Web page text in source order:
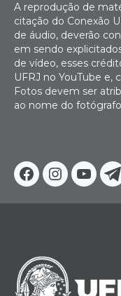
Facebook
A reprodução de
citação do Conexão
de áudio, deverão
em sendo
de vídeo, esses
UFRJ no YouTube e,
Fotos devem ser
ao nome do